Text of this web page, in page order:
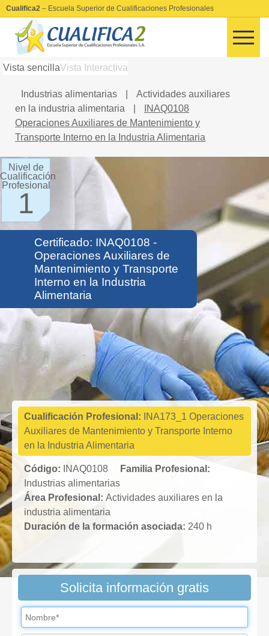
Cualifica2 – Escuela Superior de Cualificaciones Profesionales
Vista sencillaVista Interactiva
Industrias alimentarias
Actividades auxiliares
en la industria alimentaria
INAQ0108
Operaciones Auxiliares de Mantenimiento y
Transporte Interno en la Industria Alimentaria
Nivel de
Cualificación
Profesional
1
Certificado: INAQ0108 -
Operaciones Auxiliares de
Mantenimiento y Transporte
Interno en la Industria
Alimentaria
Industrias
alimentarias
Cualificación Profesional:
INA173_1 Operaciones
Auxiliares de Mantenimiento y Transporte Interno
en la Industria Alimentaria
Código: INAQ0108
Familia Profesional:
Industrias alimentarias
Área Profesional: Actividades auxiliares en la
industria alimentaria
Duración de la formación asociada: 240 h
Solicita información gratis